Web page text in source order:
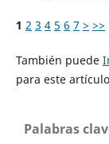
1 2 3 4 5 6 7 > >>
También puede
para este
Palabras